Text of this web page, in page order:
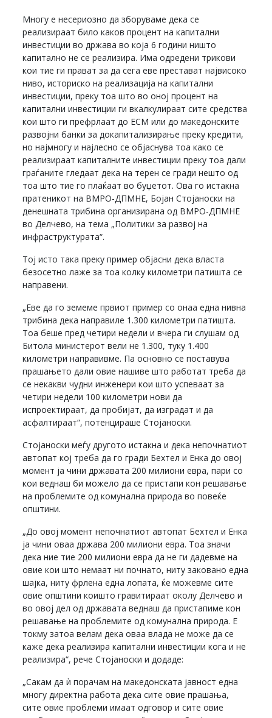
Многу е несериозно да зборуваме дека се
реализираат било каков процент на капитални
инвестиции во држава во која 6 години ништо
капитално не се реализира. Има одредени трикови
кои тие ги прават за да сега еве престават највисоко
ниво, историско на реализација на капитални
инвестиции, преку тоа што во оној процент на
капитални инвестиции ги вкалкулираат сите средства
кои што ги префрлаат до ЕСМ или до македонските
развојни банки за докапитализирање преку кредити,
но најмногу и најлесно се објаснува тоа како се
реализираат капиталните инвестиции преку тоа дали
граѓаните гледаат дека на терен се гради нешто од
тоа што тие го плаќаат во буџетот. Ова го истакна
пратеникот на ВМРО-ДПМНЕ, Бојан Стојаноски на
денешната трибина организирана од ВМРО-ДПМНЕ
во Делчево, на тема „Политики за развој на
инфраструктурата“.
Тој исто така преку пример објасни дека власта
безосетно лаже за тоа колку километри патишта се
направени.
„Еве да го земеме првиот пример со онаа една нивна
трибина дека направиле 1.300 километри патишта.
Тоа беше пред четири недели и вчера ги слушам од
Битола министерот вели не 1.300, туку 1.400
километри направивме. Па основно се поставува
прашањето дали овие нашиве што работат треба да
се некакви чудни инженери кои што успеваат за
четири недели 100 километри нови да
испроектираат, да пробијат, да изградат и да
асфалтираат“, потенцираше Стојаноски.
Стојаноски меѓу другото истакна и дека непочнатиот
автопат кој треба да го гради Бехтел и Енка до овој
момент ја чини државата 200 милиони евра, пари со
кои веднаш би можело да се пристапи кон решавање
на проблемите од комунална природа во повеќе
општини.
„До овој момент непочнатиот автопат Бехтел и Енка
ја чини оваа држава 200 милиони евра. Тоа значи
дека ние тие 200 милиони евра да не ги дадевме на
овие кои што немаат ни почнато, ниту заковано една
шајка, ниту фрлена една лопата, ќе можевме сите
овие општини коишто гравитираат околу Делчево и
во овој дел од државата веднаш да пристапиме кон
решавање на проблемите од комунална природа. Е
токму затоа велам дека оваа влада не може да се
каже дека реализира капитални инвестиции кога и не
реализира“, рече Стојаноски и додаде:
„Сакам да ѝ порачам на македонската јавност една
многу директна работа дека сите овие прашања,
сите овие проблеми имаат одговор и сите овие